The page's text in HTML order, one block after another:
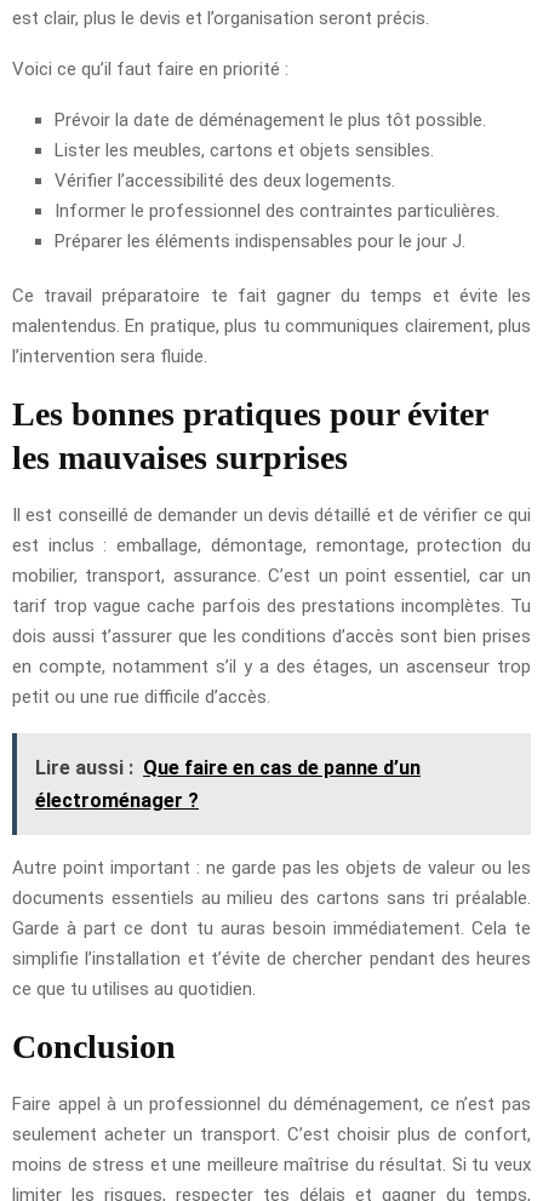
est clair, plus le devis et l’organisation seront précis.
Voici ce qu’il faut faire en priorité :
Prévoir la date de déménagement le plus tôt possible.
Lister les meubles, cartons et objets sensibles.
Vérifier l’accessibilité des deux logements.
Informer le professionnel des contraintes particulières.
Préparer les éléments indispensables pour le jour J.
Ce travail préparatoire te fait gagner du temps et évite les
malentendus. En pratique, plus tu communiques clairement, plus
l’intervention sera fluide.
Les bonnes pratiques pour éviter
les mauvaises surprises
Il est conseillé de demander un devis détaillé et de vérifier ce qui
est inclus : emballage, démontage, remontage, protection du
mobilier, transport, assurance. C’est un point essentiel, car un
tarif trop vague cache parfois des prestations incomplètes. Tu
dois aussi t’assurer que les conditions d’accès sont bien prises
en compte, notamment s’il y a des étages, un ascenseur trop
petit ou une rue difficile d’accès.
Lire aussi : Que faire en cas de panne d’un
électroménager ?
Autre point important : ne garde pas les objets de valeur ou les
documents essentiels au milieu des cartons sans tri préalable.
Garde à part ce dont tu auras besoin immédiatement. Cela te
simplifie l’installation et t’évite de chercher pendant des heures
ce que tu utilises au quotidien.
Conclusion
Faire appel à un professionnel du déménagement, ce n’est pas
seulement acheter un transport. C’est choisir plus de confort,
moins de stress et une meilleure maîtrise du résultat. Si tu veux
limiter les risques, respecter tes délais et gagner du temps,